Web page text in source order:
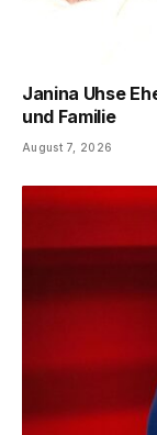
Janina Uhse
und Familie
August 7, 2026